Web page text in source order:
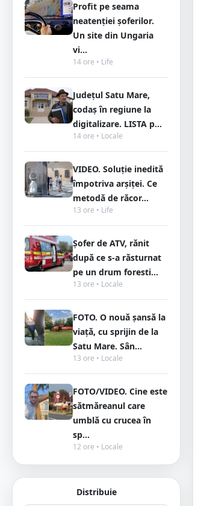
Profit pe seama
neatenției șoferilor.
Un site din Ungaria
vi...
14 ore • Life
Județul Satu Mare,
codaș în regiune la
digitalizare. LISTA p...
14 ore • Locale
VIDEO. Soluție inedită
împotriva arșiței. Ce
metodă de răcor...
13 ore • Life
Șofer de ATV, rănit
după ce s-a răsturnat
pe un drum foresti...
13 ore • Locale
FOTO. O nouă șansă la
viață, cu sprijin de la
Satu Mare. Sân...
13 ore • Locale
FOTO/VIDEO. Cine este
sătmăreanul care
umblă cu crucea în
sp...
12 ore • Locale
Distribuie